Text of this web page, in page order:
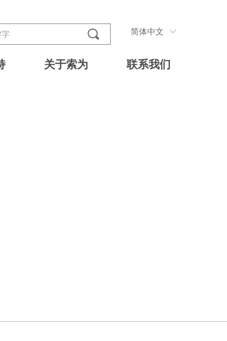
关于索为 联系我们
ꀅ
简体中文
끠